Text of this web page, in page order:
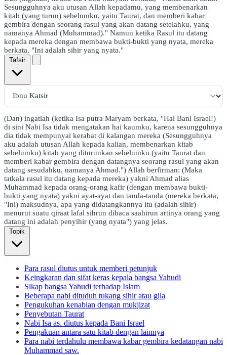
Sesungguhnya aku utusan Allah kepadamu, yang membenarkan
kitab (yang turun) sebelumku, yaitu Taurat, dan memberi kabar
gembira dengan seorang rasul yang akan datang setelahku, yang
namanya Ahmad (Muhammad)." Namun ketika Rasul itu datang
kepada mereka dengan membawa bukti-bukti yang nyata, mereka
berkata, "Ini adalah sihir yang nyata."
Tafsir
(Dan) ingatlah (ketika Isa putra Maryam berkata, "Hai Bani Israel!)
di sini Nabi Isa tidak mengatakan hai kaumku, karena sesungguhnya
dia tidak mempunyai kerabat di kalangan mereka (Sesungguhnya
aku adalah utusan Allah kepada kalian, membenarkan kitab
sebelumku) kitab yang diturunkan sebelumku (yaitu Taurat dan
memberi kabar gembira dengan datangnya seorang rasul yang akan
datang sesudahku, namanya Ahmad.") Allah berfirman: (Maka
tatkala rasul itu datang kepada mereka) yakni Ahmad alias
Muhammad kepada orang-orang kafir (dengan membawa bukti-
bukti yang nyata) yakni ayat-ayat dan tanda-tanda (mereka berkata,
"Ini) maksudnya, apa yang didatangkannya itu (adalah sihir)
menurut suatu qiraat lafal sihrun dibaca saahirun artinya orang yang
datang ini adalah penyihir (yang nyata") yang jelas.
Topik
Para rasul diutus untuk memberi petunjuk
Keingkaran dan sifat keras kepala bangsa Yahudi
Sikap bangsa Yahudi terhadap Islam
Beberapa nabi dituduh tukang sihir atau gila
Pengukuhan kenabian dengan mukjizat
Penyebutan Taurat
Nabi Isa as. diutus kepada Bani Israel
Pengakuan antara satu kitab dengan lainnya
Para nabi terdahulu membawa kabar gembira kedatangan nabi
Muhammad saw.